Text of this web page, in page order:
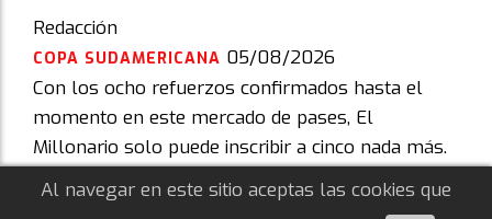
Redacción
COPA SUDAMERICANA 05/08/2026
Con los ocho refuerzos confirmados hasta el
momento en este mercado de pases, El
Millonario solo puede inscribir a cinco nada más.
¿Quiénes quedarían afuera?
Al navegar en este sitio aceptas las cookies que